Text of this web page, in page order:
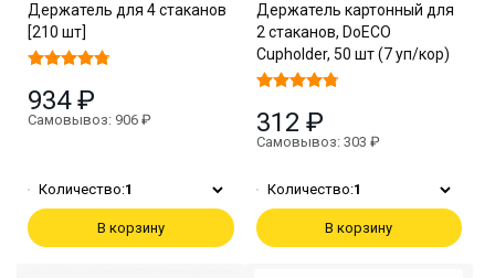
Держатель для 4 стаканов
[210 шт]
934 ₽
Самовывоз: 906 ₽
Количество:1
В корзину
Держатель картонный для
2 стаканов, DoECO
Cupholder, 50 шт (7 уп/кор)
312 ₽
Самовывоз: 303 ₽
Количество:1
В корзину